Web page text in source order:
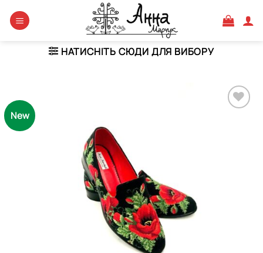
НАТИСНІТЬ СЮДИ ДЛЯ ВИБОРУ
New